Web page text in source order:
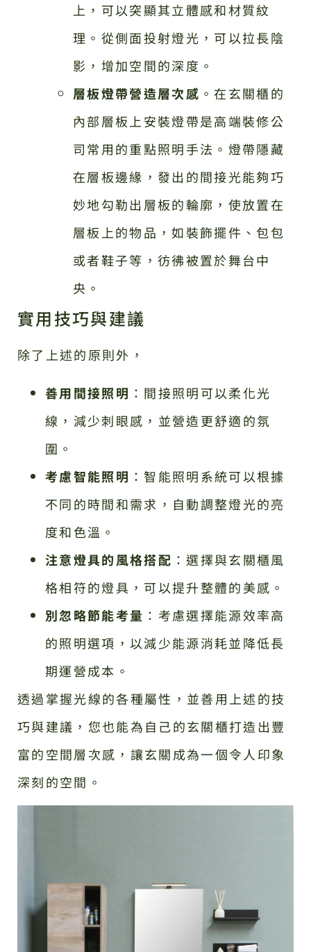
上，可以突顯其立體感和材質紋
理。從側面投射燈光，可以拉長陰
影，增加空間的深度。
層板燈帶營造層次感 。在玄關櫃的
內部層板上安裝燈帶是高端裝修公
司常用的重點照明手法。燈帶隱藏
在層板邊緣，發出的間接光能夠巧
妙地勾勒出層板的輪廓，使放置在
層板上的物品，如裝飾擺件、包包
或者鞋子等，彷彿被置於舞台中
央。
實用技巧與建議
除了上述的原則外，
善用間接照明 ：間接照明可以柔化光
線，減少刺眼感，並營造更舒適的氛
圍。
考慮智能照明 ：智能照明系統可以根據
不同的時間和需求，自動調整燈光的亮
度和色溫。
注意燈具的風格搭配 ：選擇與玄關櫃風
格相符的燈具，可以提升整體的美感。
別忽略節能考量 ：考慮選擇能源效率高
的照明選項，以減少能源消耗並降低長
期運營成本。
透過掌握光線的各種屬性，並善用上述的技
巧與建議，您也能為自己的玄關櫃打造出豐
富的空間層次感，讓玄關成為一個令人印象
深刻的空間。